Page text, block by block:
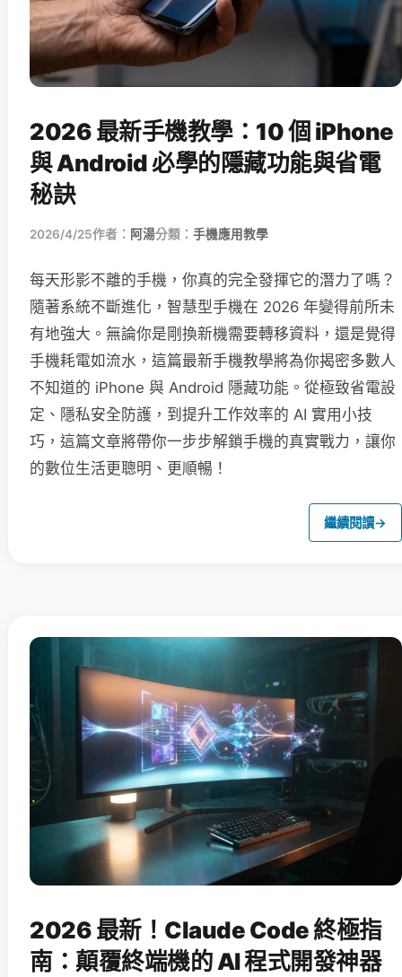
2026 最新手機教學：10 個 iPhone
與 Android 必學的隱藏功能與省電
秘訣
2026/4/25作者： 阿湯分類： 手機應用教學
每天形影不離的手機，你真的完全發揮它的潛力了嗎？
隨著系統不斷進化，智慧型手機在 2026 年變得前所未
有地強大。無論你是剛換新機需要轉移資料，還是覺得
手機耗電如流水，這篇最新手機教學將為你揭密多數人
不知道的 iPhone 與 Android 隱藏功能。從極致省電設
定、隱私安全防護，到提升工作效率的 AI 實用小技
巧，這篇文章將帶你一步步解鎖手機的真實戰力，讓你
的數位生活更聰明、更順暢！
繼續閱讀→
2026 最新！Claude Code 終極指
南：顛覆終端機的 AI 程式開發神器